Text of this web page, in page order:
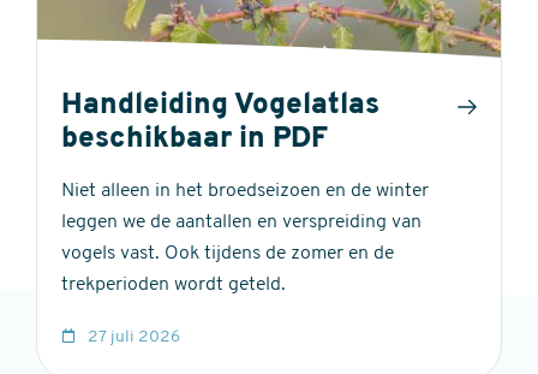
Handleiding Vogelatlas
beschikbaar in PDF
Niet alleen in het broedseizoen en de winter
leggen we de aantallen en verspreiding van
vogels vast. Ook tijdens de zomer en de
trekperioden wordt geteld.
27 juli 2026